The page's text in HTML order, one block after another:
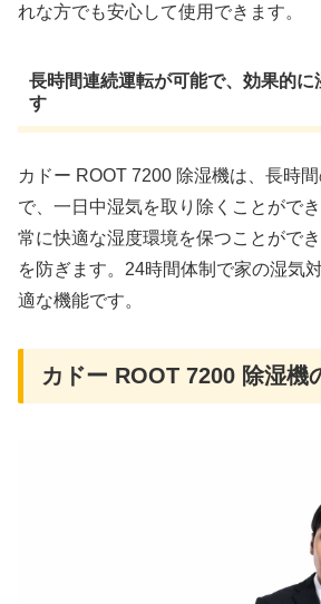
れな方でも安心して使用できます。
長時間連続運転が可能で、効果的に
す
カドー ROOT 7200 除湿機は、長時
で、一日中湿気を取り除くことがで
常に快適な湿度環境を保つことがで
を防ぎます。24時間体制で家の湿気
適な機能です。
カドー ROOT 7200 除湿機